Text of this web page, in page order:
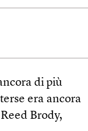
di più
era ancora
Brody,